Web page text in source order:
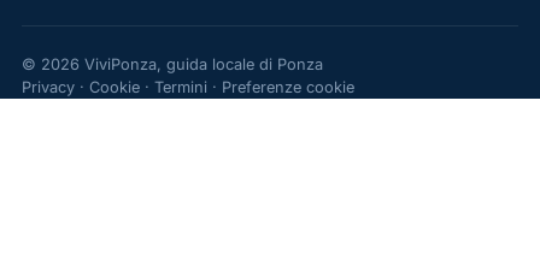
© 2026 ViviPonza, guida locale di Ponza
Privacy· Cookie· Termini · Preferenze cookie